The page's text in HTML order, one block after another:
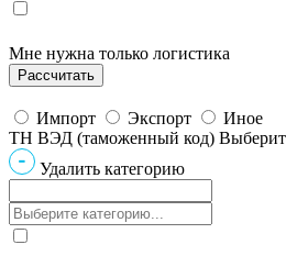
Мне нужна только логистика
Импорт Экспорт
Иное
ТН ВЭД (таможенный код)
Удалить категорию